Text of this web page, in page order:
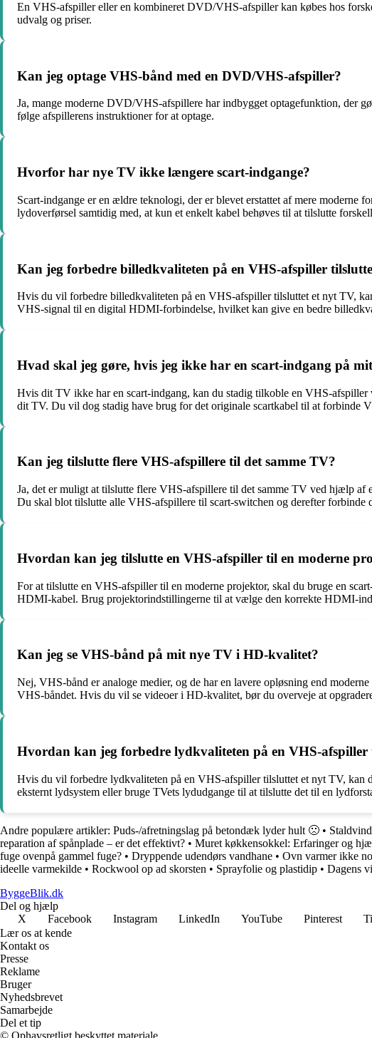
En VHS-afspiller eller en kombineret DVD/VHS-afspiller kan købes hos
udvalg og priser.
Kan jeg optage VHS-bånd med en DVD/VHS-afspiller?
Ja, mange moderne DVD/VHS-afspillere har indbygget optagefunktion, der
følge afspillerens instruktioner for at optage.
Hvorfor har nye TV ikke længere scart-indgange?
Scart-indgange er en ældre teknologi, der er blevet erstattet af mere
lydoverførsel samtidig med, at kun et enkelt kabel behøves til at tilslutte
Kan jeg forbedre billedkvaliteten på en VHS-afspiller
Hvis du vil forbedre billedkvaliteten på en VHS-afspiller tilsluttet et nyt TV,
VHS-signal til en digital HDMI-forbindelse, hvilket kan give en bedre
Hvad skal jeg gøre, hvis jeg ikke har en scart-indgang på
Hvis dit TV ikke har en scart-indgang, kan du stadig tilkoble en VHS-
dit TV. Du vil dog stadig have brug for det originale scartkabel til at forbinde
Kan jeg tilslutte flere VHS-afspillere til det samme TV?
Ja, det er muligt at tilslutte flere VHS-afspillere til det samme TV ved hjælp
Du skal blot tilslutte alle VHS-afspillere til scart-switchen og derefter forbinde
Hvordan kan jeg tilslutte en VHS-afspiller til en moderne
For at tilslutte en VHS-afspiller til en moderne projektor, skal du bruge en
HDMI-kabel. Brug projektorindstillingerne til at vælge den korrekte HDMI-
Kan jeg se VHS-bånd på mit nye TV i HD-kvalitet?
Nej, VHS-bånd er analoge medier, og de har en lavere opløsning end
VHS-båndet. Hvis du vil se videoer i HD-kvalitet, bør du overveje at
Hvordan kan jeg forbedre lydkvaliteten på en VHS-
Hvis du vil forbedre lydkvaliteten på en VHS-afspiller tilsluttet et nyt TV, kan
eksternt lydsystem eller bruge TVets lydudgange til at tilslutte det til en
Andre populære artikler: Puds-/afretningslag på betondæk lyder hult 🙁 •
reparation af spånplade – er det effektivt? • Muret køkkensokkel: Erfaringer og
fuge ovenpå gammel fuge? • Dryppende udendørs vandhane • Ovn varmer ikke
ideelle varmekilde • Rockwool op ad skorsten • Sprayfolie og plastidip • Dagens
ByggeBlik.dk
Del og hjælp
X
Facebook Instagram LinkedIn YouTube Pinterest
Lær os at kende
Kontakt os
Presse
Reklame
Bruger
Nyhedsbrevet
Samarbejde
Del et tip
© Ophavsretligt beskyttet materiale.